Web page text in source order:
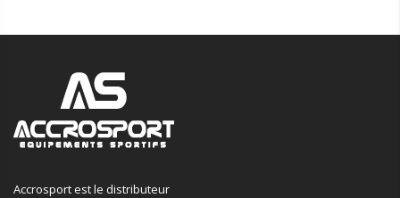
Accrosport est le distributeur